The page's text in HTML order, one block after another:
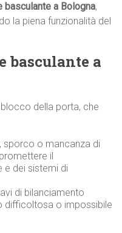
basculante a Bologna,
la piena funzionalità del
basculante a
della porta, che
sporco o mancanza di
il
e dei sistemi di
di bilanciamento
difficoltosa o impossibile